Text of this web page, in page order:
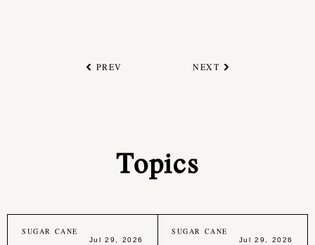
PREV NEXT
Topics
SUGAR CANE
Jul 29, 2026
SUGAR CANE
Jul 29, 2026